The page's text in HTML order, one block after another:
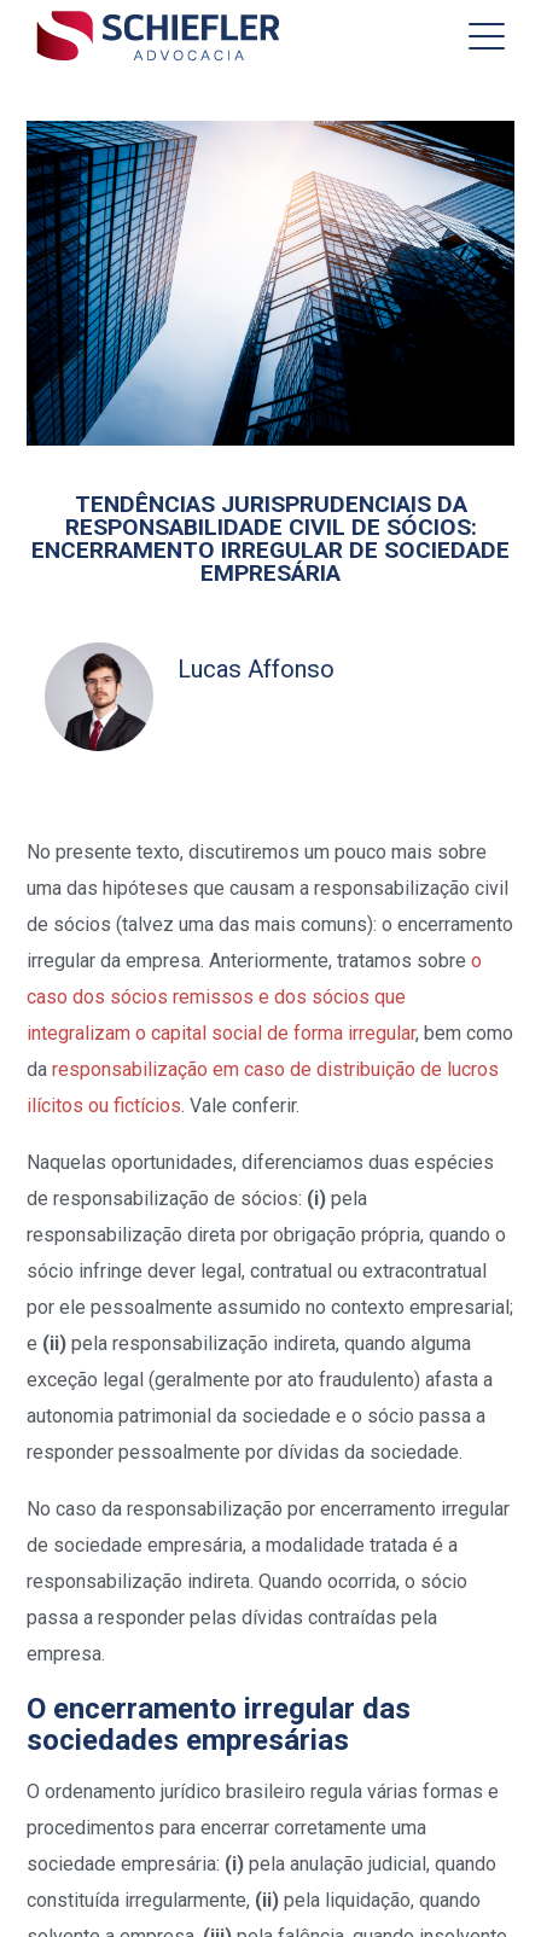
TENDÊNCIAS JURISPRUDENCIAIS DA
RESPONSABILIDADE CIVIL DE SÓCIOS:
ENCERRAMENTO IRREGULAR DE SOCIEDADE
EMPRESÁRIA
Lucas Affonso
No presente texto, discutiremos um pouco mais sobre
uma das hipóteses que causam a responsabilização civil
de sócios (talvez uma das mais comuns): o encerramento
irregular da empresa. Anteriormente, tratamos sobreo
caso dos sócios remissos e dos sócios que
integralizam o capital social de forma irregular, bem como
daresponsabilização em caso de distribuição de lucros
ilícitos ou fictícios. Vale conferir.
Naquelas oportunidades, diferenciamos duas espécies
de responsabilização de sócios: (i)pela
responsabilização direta por obrigação própria, quando o
sócio infringe dever legal, contratual ou extracontratual
por ele pessoalmente assumido no contexto empresarial;
e (ii) pela responsabilização indireta, quando alguma
exceção legal (geralmente por ato fraudulento) afasta a
autonomia patrimonial da sociedade e o sócio passa a
responder pessoalmente por dívidas da sociedade.
No caso da responsabilização por encerramento irregular
de sociedade empresária, a modalidade tratada é a
responsabilização indireta. Quando ocorrida, o sócio
passa a responder pelas dívidas contraídas pela
empresa.
O encerramento irregular das
sociedades empresárias
O ordenamento jurídico brasileiro regula várias formas e
procedimentos para encerrar corretamente uma
sociedade empresária: (i)pela anulação judicial, quando
constituída irregularmente, (ii) pela liquidação, quando